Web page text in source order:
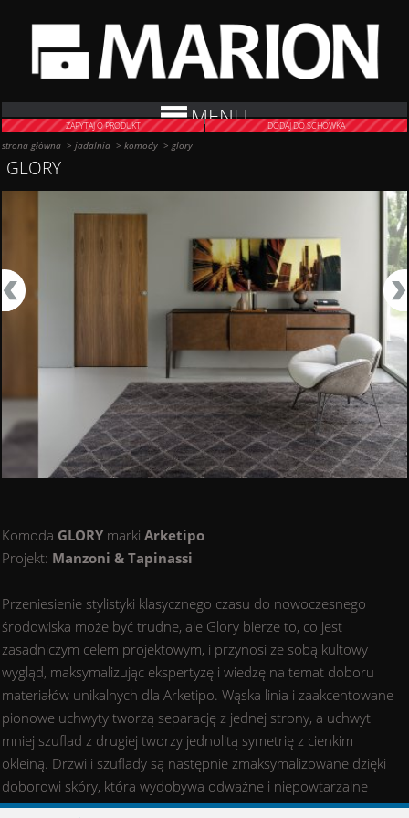
MENU
ZAPYTAJ O PRODUKT DODAJ DO SCHOWKA
strona główna >jadalnia >komody >glory
GLORY
Komoda GLORY markiArketipo
Projekt: Manzoni & Tapinassi
Przeniesienie stylistyki klasycznego czasu do nowoczesnego
środowiska może być trudne, ale Glory bierze to, co jest
zasadniczym celem projektowym, i przynosi ze sobą kultowy
wygląd, maksymalizując ekspertyzę i wiedzę na temat doboru
materiałów unikalnych dla Arketipo. Wąska linia i zaakcentowane
pionowe uchwyty tworzą separację z jednej strony, a uchwyt
mniej szuflad z drugiej tworzy jednolitą symetrię z cienkim
okleiną. Drzwi i szuflady są następnie zmaksymalizowane dzięki
doborowi skóry, która wydobywa odważne i niepowtarzalne
kolory. Glory posiada smukłe nogi, dzięki którym kredens wydaje